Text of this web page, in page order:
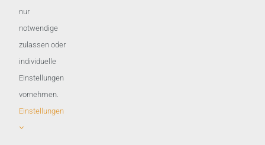
AGB
nur
notwendige
zulassen oder
individuelle
Einstellungen
vornehmen.
Einstellungen